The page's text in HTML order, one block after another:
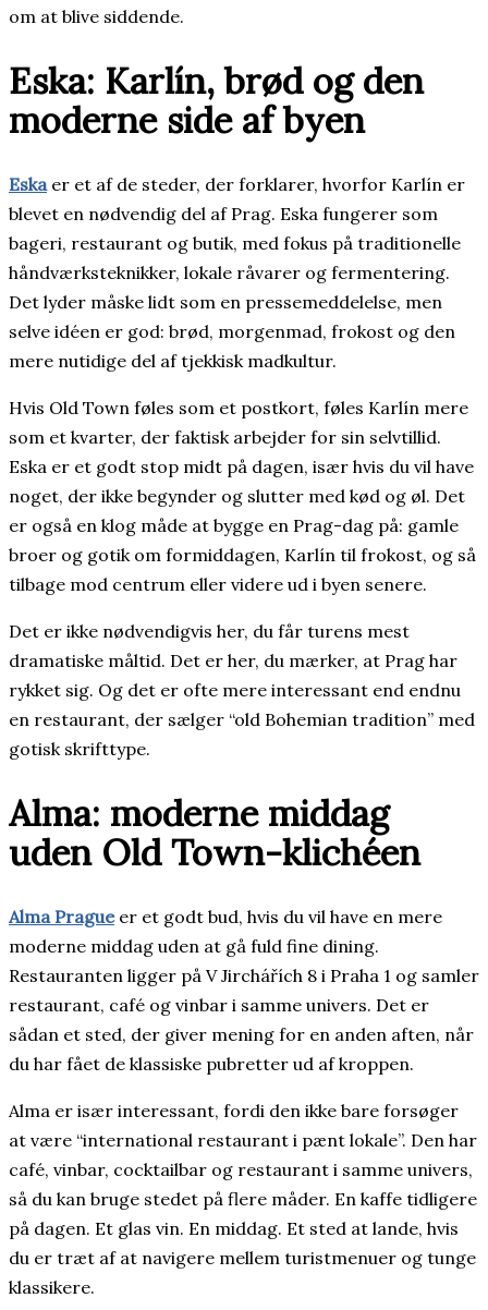
om at blive siddende.
Eska: Karlín, brød og den
moderne side af byen
Eska er et af de steder, der forklarer, hvorfor Karlín er
blevet en nødvendig del af Prag. Eska fungerer som
bageri, restaurant og butik, med fokus på traditionelle
håndværksteknikker, lokale råvarer og fermentering.
Det lyder måske lidt som en pressemeddelelse, men
selve idéen er god: brød, morgenmad, frokost og den
mere nutidige del af tjekkisk madkultur.
Hvis Old Town føles som et postkort, føles Karlín mere
som et kvarter, der faktisk arbejder for sin selvtillid.
Eska er et godt stop midt på dagen, især hvis du vil have
noget, der ikke begynder og slutter med kød og øl. Det
er også en klog måde at bygge en Prag-dag på: gamle
broer og gotik om formiddagen, Karlín til frokost, og så
tilbage mod centrum eller videre ud i byen senere.
Det er ikke nødvendigvis her, du får turens mest
dramatiske måltid. Det er her, du mærker, at Prag har
rykket sig. Og det er ofte mere interessant end endnu
en restaurant, der sælger “old Bohemian tradition” med
gotisk skrifttype.
Alma: moderne middag
uden Old Town-klichéen
Alma Pragueer et godt bud, hvis du vil have en mere
moderne middag uden at gå fuld fine dining.
Restauranten ligger på V Jirchářích 8 i Praha 1 og samler
restaurant, café og vinbar i samme univers. Det er
sådan et sted, der giver mening for en anden aften, når
du har fået de klassiske pubretter ud af kroppen.
Alma er især interessant, fordi den ikke bare forsøger
at være “international restaurant i pænt lokale”. Den har
café, vinbar, cocktailbar og restaurant i samme univers,
så du kan bruge stedet på flere måder. En kaffe tidligere
på dagen. Et glas vin. En middag. Et sted at lande, hvis
du er træt af at navigere mellem turistmenuer og tunge
klassikere.